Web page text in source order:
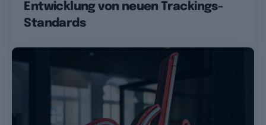
Entwicklung von neuen Trackings-
Standards